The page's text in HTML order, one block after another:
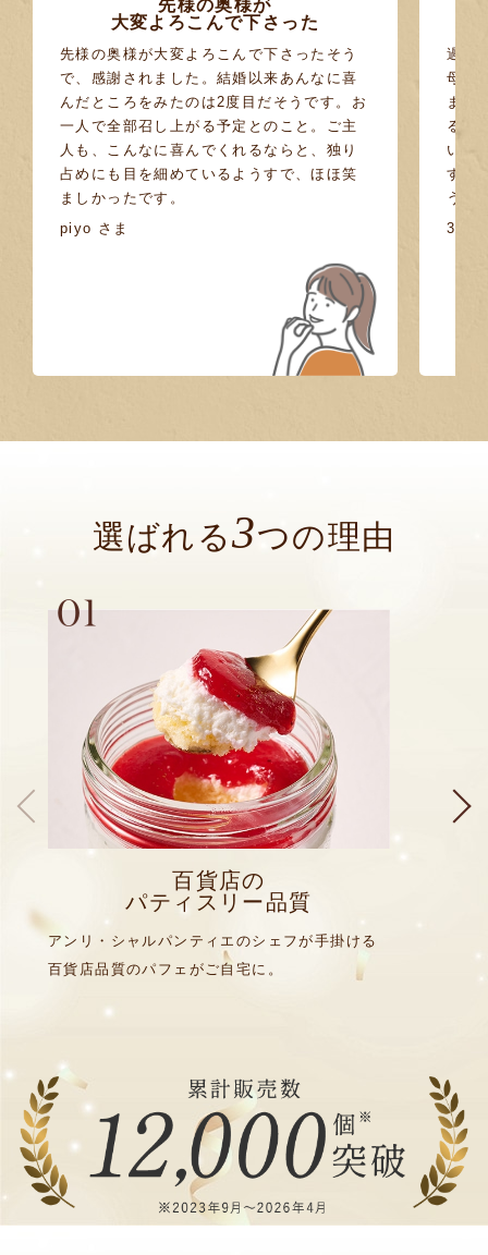
先様の奥様が
大変よろこんで下さった
先様の奥様が大変よろこんで下さったそう
で、感謝されました。結婚以来あんなに喜
んだところをみたのは2度目だそうです。お
一人で全部召し上がる予定とのこと。ご主
人も、こんなに喜んでくれるならと、独り
占めにも目を細めているようすで、ほほ笑
ましかったです。
piyo さま
過疎
母が
まし
るの
いし
す。
うに
30代
選ばれる3つの理由
百貨店の
パティスリー品質
アンリ・シャルパンティエのシェフが手掛ける
百貨店品質のパフェがご自宅に。